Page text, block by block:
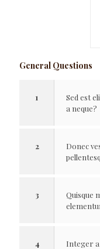
General Questions
1
Sed est
a neque?
2
Donec
3
Quisque
4
Integer a